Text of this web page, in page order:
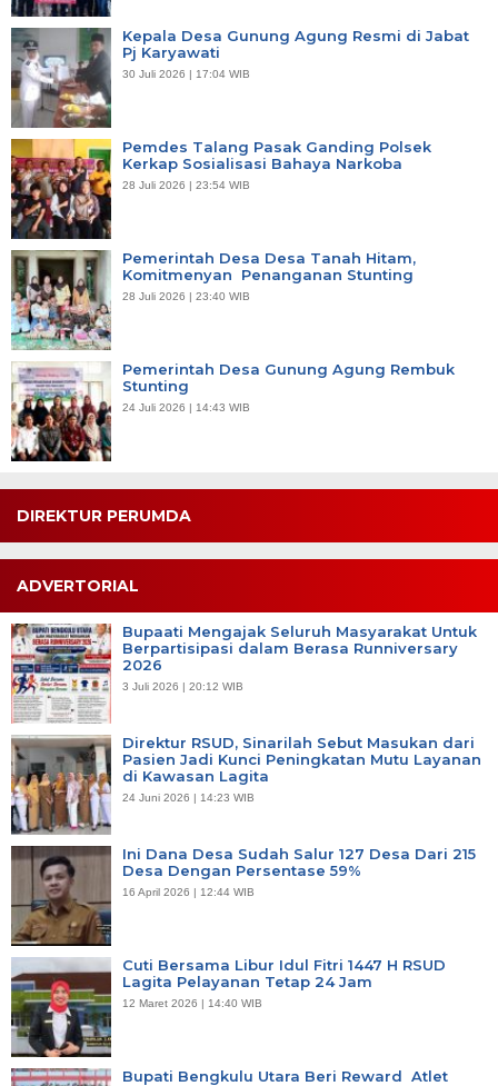
Kepala Desa Gunung Agung Resmi di Jabat
Pj Karyawati
30 Juli 2026 | 17:04 WIB
Pemdes Talang Pasak Ganding Polsek
Kerkap Sosialisasi Bahaya Narkoba
28 Juli 2026 | 23:54 WIB
Pemerintah Desa Desa Tanah Hitam,
Komitmenyan Penanganan Stunting
28 Juli 2026 | 23:40 WIB
Pemerintah Desa Gunung Agung Rembuk
Stunting
24 Juli 2026 | 14:43 WIB
DIREKTUR PERUMDA
ADVERTORIAL
Bupaati Mengajak Seluruh Masyarakat Untuk
Berpartisipasi dalam Berasa Runniversary
2026
3 Juli 2026 | 20:12 WIB
Direktur RSUD, Sinarilah Sebut Masukan dari
Pasien Jadi Kunci Peningkatan Mutu Layanan
di Kawasan Lagita
24 Juni 2026 | 14:23 WIB
Ini Dana Desa Sudah Salur 127 Desa Dari 215
Desa Dengan Persentase 59%
16 April 2026 | 12:44 WIB
Cuti Bersama Libur Idul Fitri 1447 H RSUD
Lagita Pelayanan Tetap 24 Jam
12 Maret 2026 | 14:40 WIB
Bupati Bengkulu Utara Beri Reward Atlet